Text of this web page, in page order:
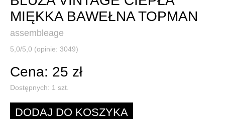
MIĘKKA BAWEŁNA TOPMAN
assembleage
5,0/5,0 (opinie: 3049)
Cena: 25 zł
Dostępnych: 1 szt.